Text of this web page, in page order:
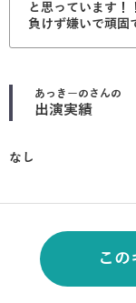
と思っています！
負けず嫌いで頑固
あっきーの さんの
出演実績
なし
この